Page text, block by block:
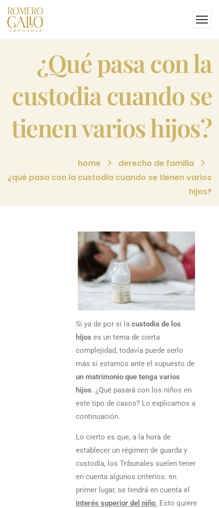
¿qué pasa con la
custodia cuando se
tienen varios hijos?
home
derecho de familia
¿qué pasa con la custodia cuando se tienen varios
hijos?
Si ya de por sí la custodia de los
hijos es un tema de cierta
complejidad, todavía puede serlo
más si estamos ante el supuesto de
un matrimonio que tenga varios
hijos. ¿Qué pasará con los niños en
este tipo de casos? Lo explicamos a
continuación.
Lo cierto es que, a la hora de
establecer un régimen de guarda y
custodia, los Tribunales suelen tener
en cuenta algunos criterios: en
primer lugar, se tendrá en cuenta el
interés superior del niño. Esto quiere